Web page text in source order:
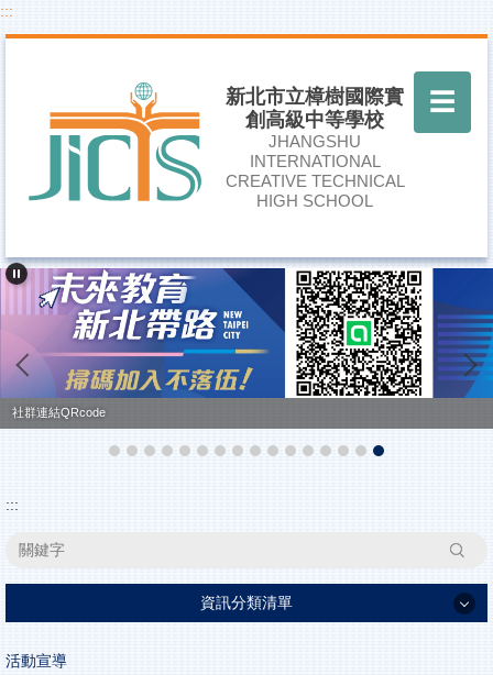
跳
到
:::
☰
新北市立樟樹國際實
創高級中等學校
JHANGSHU
INTERNATIONAL
CREATIVE TECHNICAL
HIGH SCHOOL
社群連結QRcode
:::
搜尋
資訊分類清單
活動宣導